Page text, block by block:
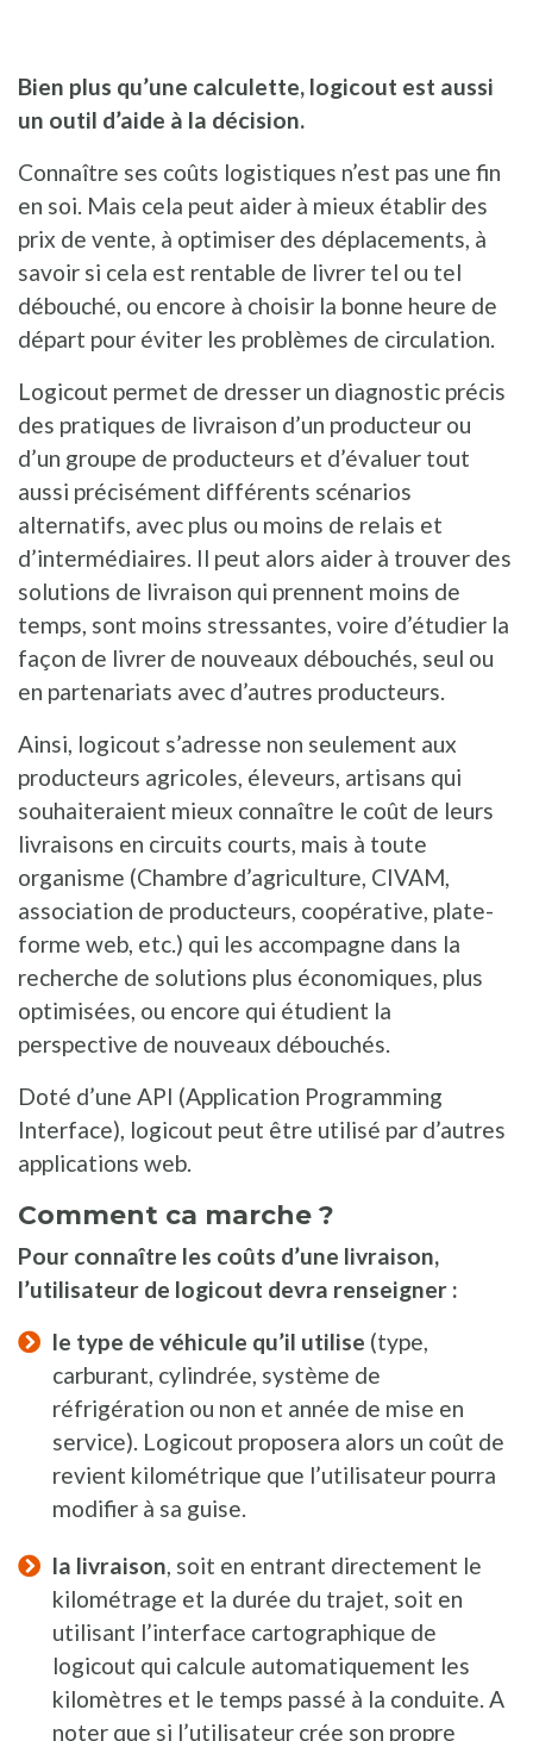
Bien plus qu’une calculette, logicout est aussi
un outil d’aide à la décision.
Connaître ses coûts logistiques n’est pas une fin
en soi. Mais cela peut aider à mieux établir des
prix de vente, à optimiser des déplacements, à
savoir si cela est rentable de livrer tel ou tel
débouché, ou encore à choisir la bonne heure de
départ pour éviter les problèmes de circulation.
Logicout permet de dresser un diagnostic précis
des pratiques de livraison d’un producteur ou
d’un groupe de producteurs et d’évaluer tout
aussi précisément différents scénarios
alternatifs, avec plus ou moins de relais et
d’intermédiaires. Il peut alors aider à trouver des
solutions de livraison qui prennent moins de
temps, sont moins stressantes, voire d’étudier la
façon de livrer de nouveaux débouchés, seul ou
en partenariats avec d’autres producteurs.
Ainsi, logicout s’adresse non seulement aux
producteurs agricoles, éleveurs, artisans qui
souhaiteraient mieux connaître le coût de leurs
livraisons en circuits courts, mais à toute
organisme (Chambre d’agriculture, CIVAM,
association de producteurs, coopérative, plate-
forme web, etc.) qui les accompagne dans la
recherche de solutions plus économiques, plus
optimisées, ou encore qui étudient la
perspective de nouveaux débouchés.
Doté d’une API (Application Programming
Interface), logicout peut être utilisé par d’autres
applications web.
Comment ca marche ?
Pour connaître les coûts d’une livraison,
l’utilisateur de logicout devra renseigner :
le type de véhicule qu’il utilise (type,
carburant, cylindrée, système de
réfrigération ou non et année de mise en
service). Logicout proposera alors un coût de
revient kilométrique que l’utilisateur pourra
modifier à sa guise.
la livraison , soit en entrant directement le
kilométrage et la durée du trajet, soit en
utilisant l’interface cartographique de
logicout qui calcule automatiquement les
kilomètres et le temps passé à la conduite. A
noter que si l’utilisateur crée son propre